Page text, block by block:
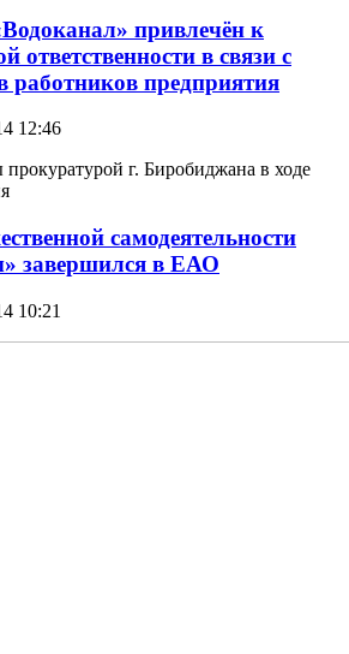
привлечён к
ответственности в связи с
работников предприятия
12:46
г. Биробиджана в ходе
самодеятельности
завершился в ЕАО
10:21